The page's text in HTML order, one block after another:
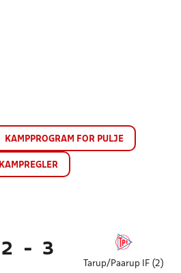
KAMPPROGRAM FOR PULJE
KAMPREGLER
2 - 3
Tarup/Paarup IF (2)